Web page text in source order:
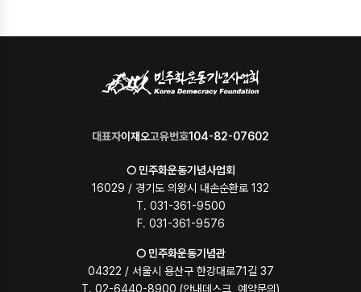
대표자이재오고유번호104-82-07602
○ 민주화운동기념사업회
16029 / 경기도 의왕시 내손순환로 132
T. 031-361-9500
F. 031-361-9576
○ 민주화운동기념관
04322 / 서울시 용산구 한강대로71길 37
T. 02-6440-8900 (안내데스크, 예약문의)